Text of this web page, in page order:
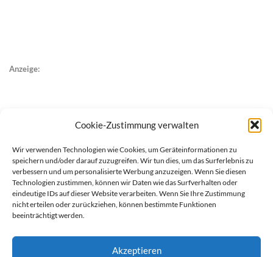
Cookie-Zustimmung verwalten
Wir verwenden Technologien wie Cookies, um Geräteinformationen zu
speichern und/oder darauf zuzugreifen. Wir tun dies, um das Surferlebnis zu
verbessern und um personalisierte Werbung anzuzeigen. Wenn Sie diesen
Technologien zustimmen, können wir Daten wie das Surfverhalten oder
eindeutige IDs auf dieser Website verarbeiten. Wenn Sie Ihre Zustimmung
nicht erteilen oder zurückziehen, können bestimmte Funktionen
beeinträchtigt werden.
Akzeptieren
Anzeige: